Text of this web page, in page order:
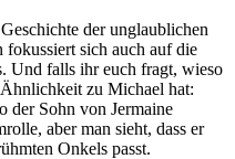
der unglaublichen
sich auch auf die
Und falls ihr euch fragt, wieso
zu Michael hat:
der Sohn von Jermaine
aber man sieht, dass er
Onkels passt.